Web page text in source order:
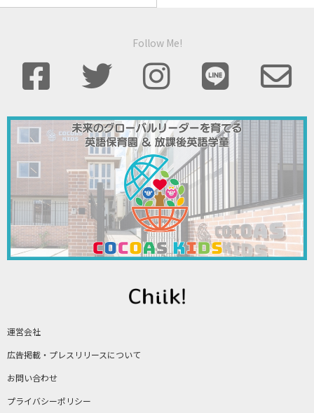
運営会社
広告掲載・プレスリリースについて
お問い合わせ
プライバシーポリシー
Follow Me!